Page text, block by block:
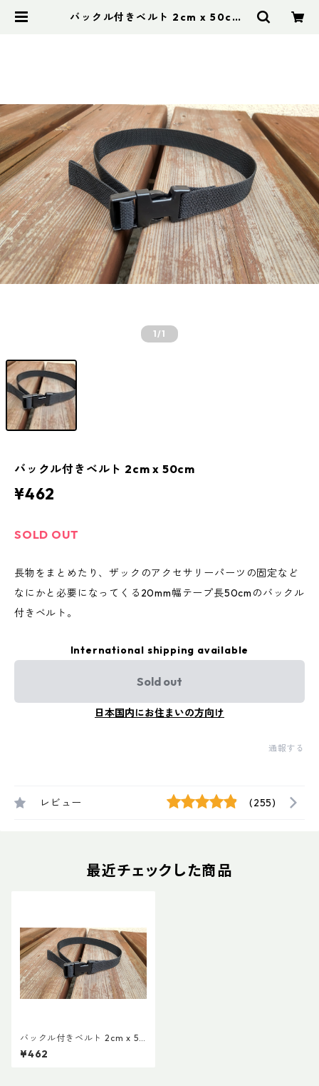
バックル付きベルト 2cm x 50cm |
1/1
バックル付きベルト 2cm x 50cm
¥462
SOLD OUT
長物をまとめたり、ザックのアクセサリーパーツの固定など
なにかと必要になってくる20mm幅テープ長50cmのバックル
付きベルト。
International shipping available
Sold out
日本国内にお住まいの方向け
通報する
レビュー (255)
最近チェックした商品
バックル付きベルト 2cm x 50
cm
¥462